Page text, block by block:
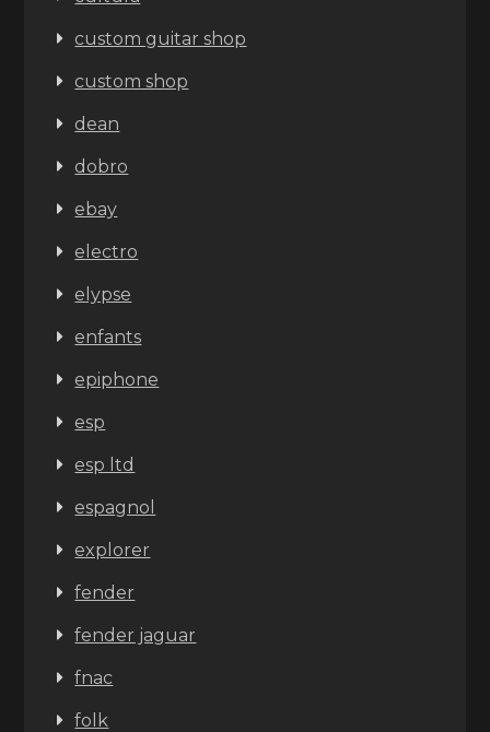
custom guitar shop
custom shop
dean
dobro
ebay
electro
elypse
enfants
epiphone
esp
esp ltd
espagnol
explorer
fender
fender jaguar
fnac
folk